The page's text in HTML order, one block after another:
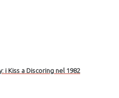
i Kiss a Discoring nel 1982